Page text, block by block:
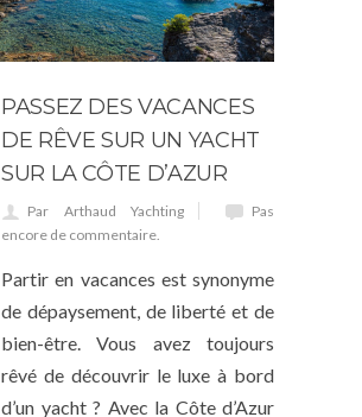
PASSEZ DES VACANCES
DE RÊVE SUR UN YACHT
SUR LA CÔTE D’AZUR
Par Arthaud Yachting
Pas
encore de commentaire.
Partir en vacances est synonyme
de dépaysement, de liberté et de
bien-être. Vous avez toujours
rêvé de découvrir le luxe à bord
d’un yacht ? Avec la Côte d’Azur